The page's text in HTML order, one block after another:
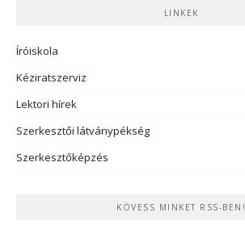
LINKEK
Íróiskola
Kéziratszerviz
Lektori hírek
Szerkesztői látványpékség
Szerkesztőképzés
KÖVESS MINKET RSS-BEN!